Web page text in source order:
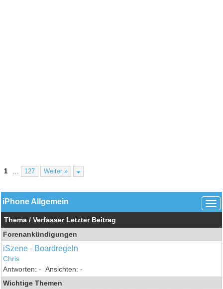
1 127 Weiter »
iPhone Allgemein
Thema /Verfasser Letzter Beitrag
Forenankündigungen
iSzene - Boardregeln
Chris
-
-
Wichtige Themen